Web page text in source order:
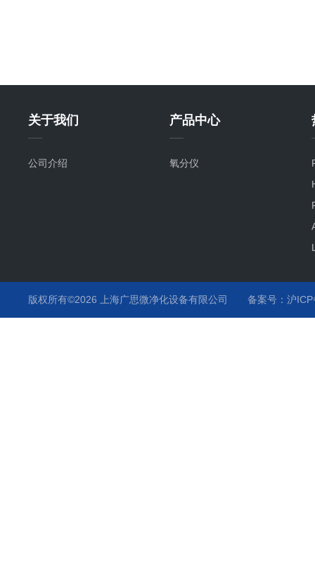
关于我们
公司介绍
产品中心
氧分仪
版权所有©2026 上海广思微净化设备有限公司 备案号：沪